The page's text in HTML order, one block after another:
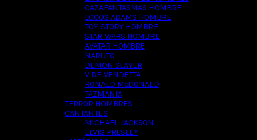
CAZAFANTASMAS HOMBRE
LOCOS ADAMS HOMBRE
TOY STORY HOMBRE
STAR WARS HOMBRE
AVATAR HOMBRE
NARUTO
DEMON SLAYER
V DE VENDETTA
RONALD McDONALD
TAZMANIA
TERROR HOMBRES
CANTANTES
MICHAEL JACKSON
ELVIS PRESLEY